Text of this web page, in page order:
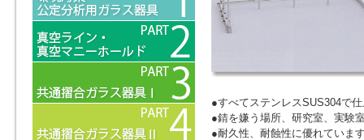
●すべてステンレスSUS304で
●錆を嫌う場所、研究室、実験
●耐久性、耐蝕性に優れていま